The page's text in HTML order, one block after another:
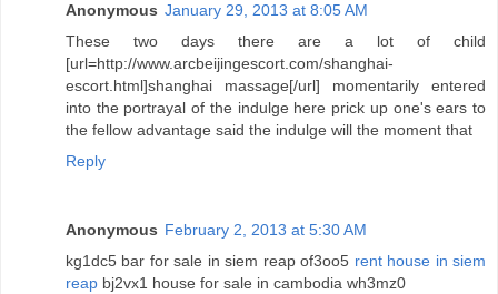
Anonymous January 29, 2013 at 8:05 AM
These two days there are a lot of child
[url=http://www.arcbeijingescort.com/shanghai-
escort.html]shanghai massage[/url] momentarily entered
into the portrayal of the indulge here prick up one's ears to
the fellow advantage said the indulge will the moment that
Reply
Anonymous February 2, 2013 at 5:30 AM
kg1dc5 bar for sale in siem reap of3oo5 rent house in siem
reap bj2vx1 house for sale in cambodia wh3mz0